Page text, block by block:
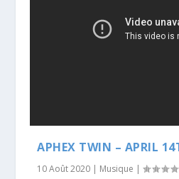
APHEX TWIN – APRIL
10 Août 2020 | Musique |